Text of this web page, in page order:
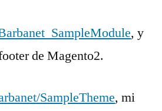
, y
de Magento2.
SampleTheme, mi